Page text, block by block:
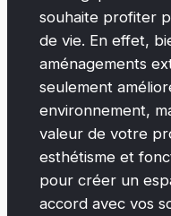
souhaite profiter
de vie. En effet,
aménagements
seulement
environnement,
valeur de votre
esthétisme et
pour créer un
accord avec vos